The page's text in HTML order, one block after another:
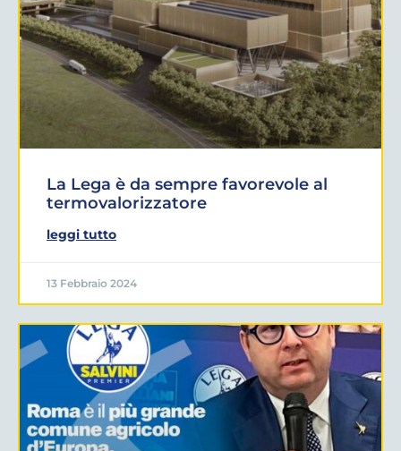
La Lega è da sempre favorevole al
termovalorizzatore
leggi tutto
13 Febbraio 2024